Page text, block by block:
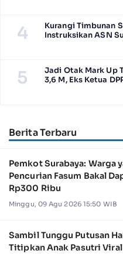
4
Kurangi Timbunan
Instruksikan ASN
5
Jadi Otak Mark Up
3,6 M, Eks Ketua
Berita Terbaru
Pemkot Surabaya: Warga
Pencurian Fasum Bakal
Rp300 Ribu
Minggu, 09 Agu 2026 15:50 WIB
Sambil Tunggu Putusan
Titipkan Anak Pasutri Viral